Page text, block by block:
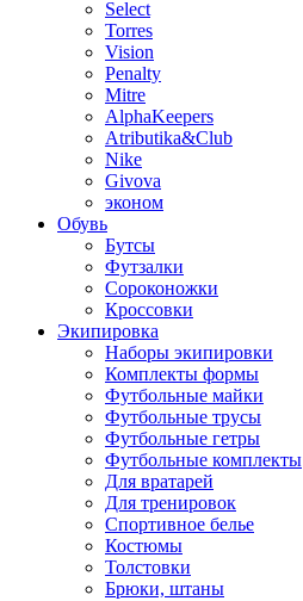
Select
Torres
Vision
Penalty
Mitre
AlphaKeepers
Atributika&Club
Nike
Givova
эконом
Обувь
Бутсы
Футзалки
Сороконожки
Кроссовки
Экипировка
Наборы экипировки
Комплекты формы
Футбольные майки
Футбольные трусы
Футбольные гетры
Футбольные комплекты
Для вратарей
Для тренировок
Спортивное белье
Костюмы
Толстовки
Брюки, штаны